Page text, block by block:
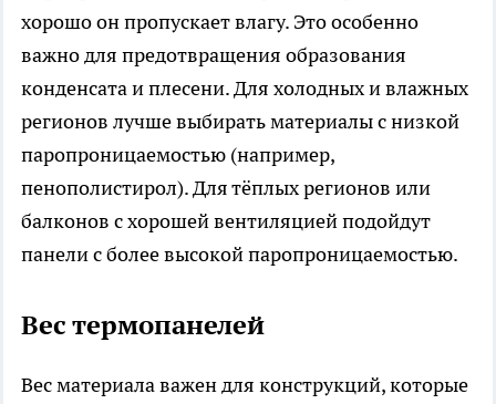
хорошо он пропускает влагу. Это особенно
важно для предотвращения образования
конденсата и плесени. Для холодных и влажных
регионов лучше выбирать материалы с низкой
паропроницаемостью (например,
пенополистирол). Для тёплых регионов или
балконов с хорошей вентиляцией подойдут
панели с более высокой паропроницаемостью.
Вес термопанелей
Вес материала важен для конструкций, которые